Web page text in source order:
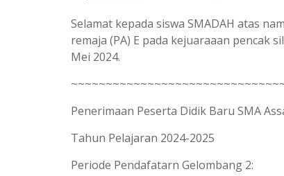
Selamat kepada siswa SMADAH atas
remaja (PA) E pada kejuaraaan pencak
Mei 2024.
Penerimaan Peserta Didik Baru SMA
Tahun Pelajaran 2024-2025
Periode Pendafatarn Gelombang 2: